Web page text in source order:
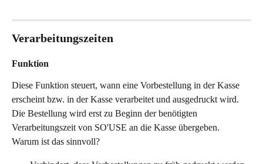
Verarbeitungszeiten
Funktion
Diese Funktion steuert, wann eine Vorbestellung in der Kasse
erscheint bzw. in der Kasse verarbeitet und ausgedruckt wird.
Die Bestellung wird erst zu Beginn der benötigten
Verarbeitungszeit von SO'USE an die Kasse übergeben.
Warum ist das sinnvoll?